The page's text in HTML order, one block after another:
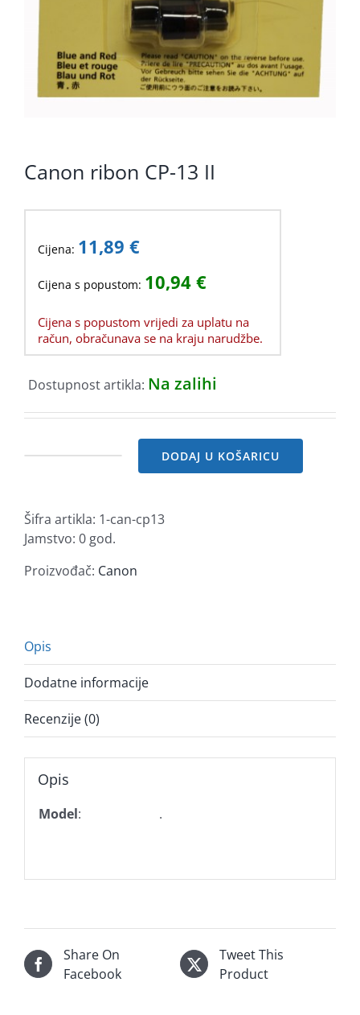
MREŽNA OPREMA
PRINTERI
POTROŠNI
Canon ribon CP-13 II
Cijena: 11,89 €
Cijena s popustom: 10,94 €
Cijena s popustom vrijedi za uplatu na
račun, obračunava se na kraju narudžbe.
Dostupnost artikla: Na zalihi
13
II
količina
DODAJ U KOŠARICU
Šifra artikla: 1-can-cp13
Jamstvo: 0 god.
Proizvođač: Canon
Opis
Dodatne informacije
Recenzije (0)
Opis
Model: .
Share On
Facebook
Tweet This
Product